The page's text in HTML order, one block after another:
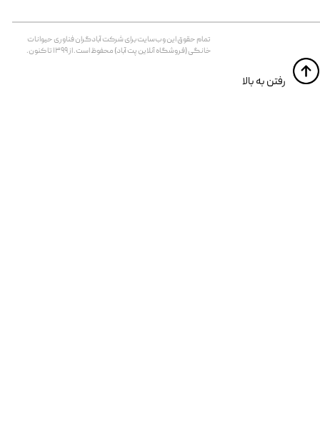
تمام حقوق اين وب‌سايت برای شرکت آبادگران فناوری حیوانات
خانگی (فروشگاه آنلاین پت آباد) محفوظ است. از ۱۳۹۹ تا کنون.
​​رفتن به بالا